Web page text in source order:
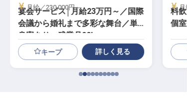
宴会サービス│月給23万円～／国際
会議から婚礼まで多彩な舞台／単
身寮あり・残業月20h
月給／230,000円～
キープ 詳しく見る
料
個
月